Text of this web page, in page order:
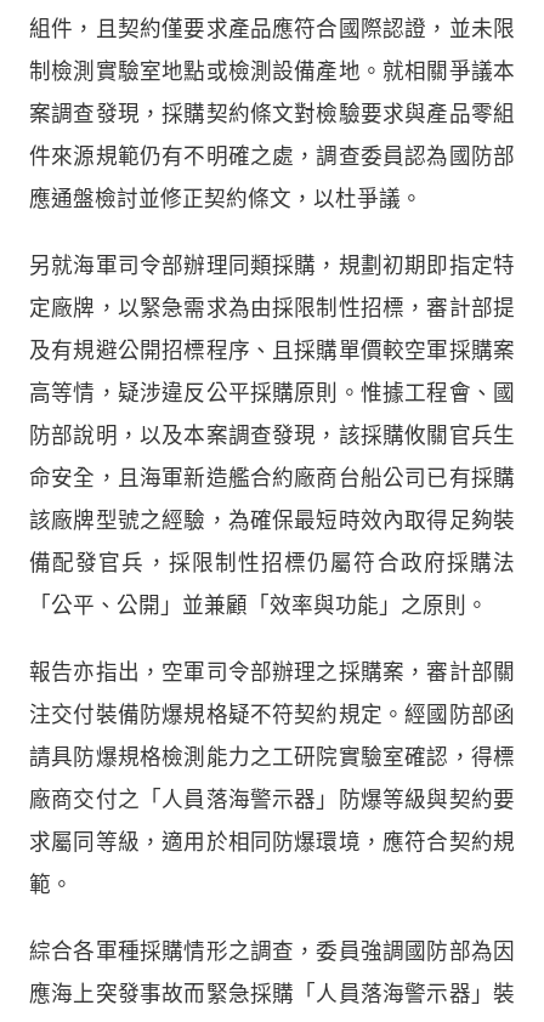
組件，且契約僅要求產品應符合國際認證，並未限
制檢測實驗室地點或檢測設備產地。就相關爭議本
案調查發現，採購契約條文對檢驗要求與產品零組
件來源規範仍有不明確之處，調查委員認為國防部
應通盤檢討並修正契約條文，以杜爭議。
另就海軍司令部辦理同類採購，規劃初期即指定特
定廠牌，以緊急需求為由採限制性招標，審計部提
及有規避公開招標程序、且採購單價較空軍採購案
高等情，疑涉違反公平採購原則。惟據工程會、國
防部說明，以及本案調查發現，該採購攸關官兵生
命安全，且海軍新造艦合約廠商台船公司已有採購
該廠牌型號之經驗，為確保最短時效內取得足夠裝
備配發官兵，採限制性招標仍屬符合政府採購法
「公平、公開」並兼顧「效率與功能」之原則。
報告亦指出，空軍司令部辦理之採購案，審計部關
注交付裝備防爆規格疑不符契約規定。經國防部函
請具防爆規格檢測能力之工研院實驗室確認，得標
廠商交付之「人員落海警示器」防爆等級與契約要
求屬同等級，適用於相同防爆環境，應符合契約規
範。
綜合各軍種採購情形之調查，委員強調國防部為因
應海上突發事故而緊急採購「人員落海警示器」裝